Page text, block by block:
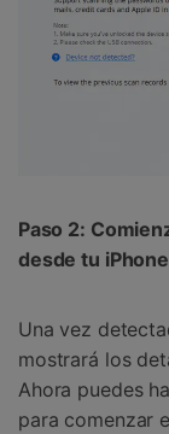
󠀰Paso 2:
desde tu iPhone󠀲󠀩󠀥󠀦󠀨󠀣󠀢󠀩󠀳
󠀰Una vez
mostrará los
Ahora puedes
para comenzar